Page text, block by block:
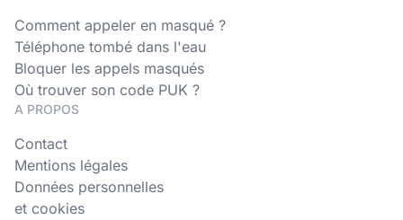
Comment appeler en masqué ?
Téléphone tombé dans l'eau
Bloquer les appels masqués
Où trouver son code PUK ?
A PROPOS
Contact
Mentions légales
Données personnelles
et cookies